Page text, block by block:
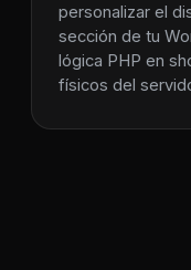
personalizar el
sección de tu
lógica PHP en
físicos del